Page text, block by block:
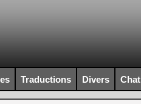
Traductions Divers Chat